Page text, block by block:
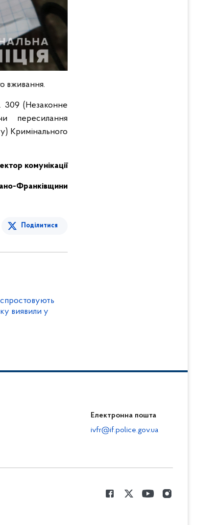
вживання.
309 (Незаконне
пересилання
Кримінального
комунікації
Франківщини
Поділитися
спростовують
виявили у
Електронна пошта
ivfr@if.police.gov.ua